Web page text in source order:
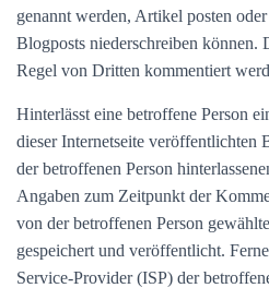
genannt werden, Artikel posten
Blogposts niederschreiben können.
Regel von Dritten kommentiert
Hinterlässt eine betroffene Person
dieser Internetseite veröffentlichten
der betroffenen Person
Angaben zum Zeitpunkt der
von der betroffenen Person
gespeichert und veröffentlicht.
Service-Provider (ISP) der